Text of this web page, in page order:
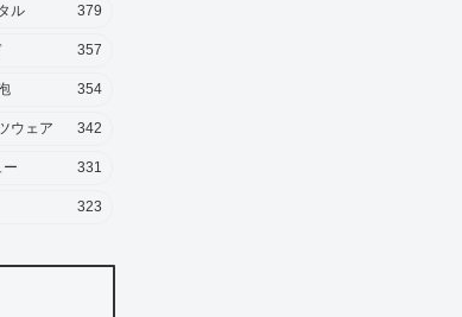
ル 379
357
354
ウェア 342
ー 331
323